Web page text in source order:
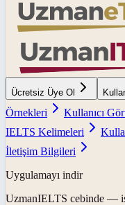
Ücretsiz Üye Ol
Örnekleri
Kullanıcı
IELTS Kelimeleri
İletişim Bilgileri
Uygulamayı indir
UzmanIELTS cebinde —